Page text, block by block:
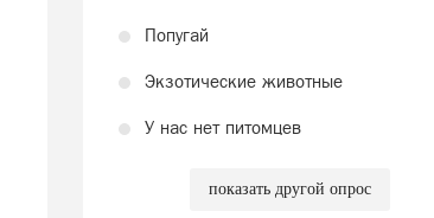
Попугай
Экзотические животные
У нас нет питомцев
показать другой опрос